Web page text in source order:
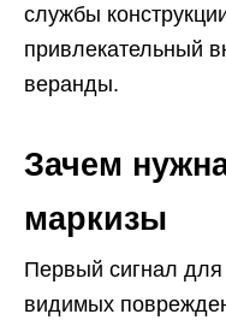
службы
привлекательный
веранды.
Зачем
маркизы
Первый сигнал
видимых